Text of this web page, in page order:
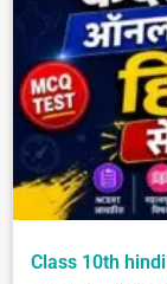
Class 10th